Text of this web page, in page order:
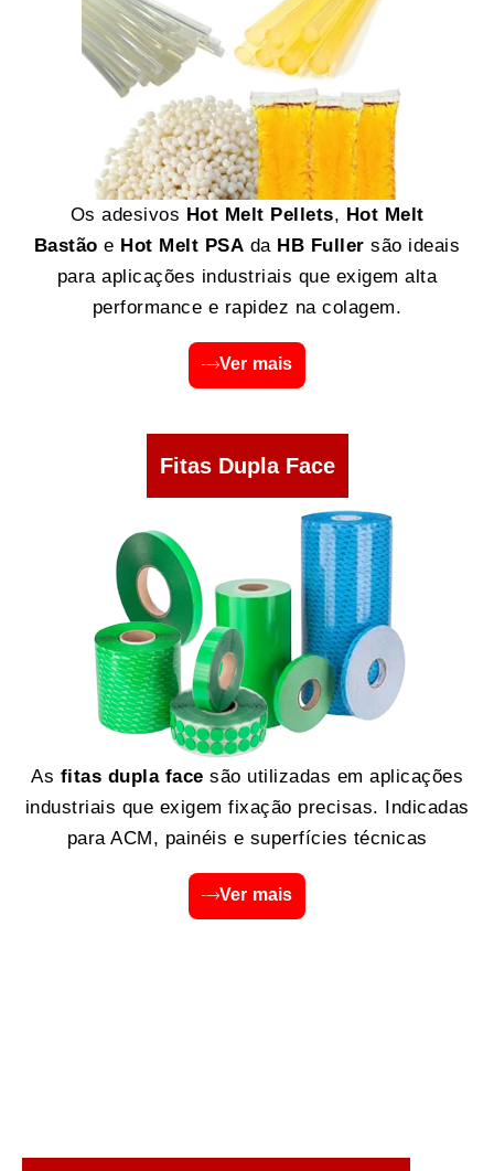
Os adesivos Hot Melt Pellets, Hot Melt
Bastão e Hot Melt PSA da HB Fuller são ideais
para aplicações industriais que exigem alta
performance e rapidez na colagem.
Ver mais
Fitas Dupla Face
As fitas dupla face são utilizadas em aplicações
industriais que exigem fixação precisas. Indicadas
para ACM, painéis e superfícies técnicas
Ver mais